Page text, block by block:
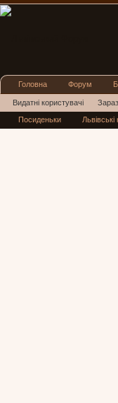
Головна Форум
Видатні користувачі
Нові повідомлення профілю
Посиденьки